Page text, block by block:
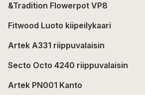
&Tradition Flowerpot VP8
Fitwood Luoto kiipeilykaari
Artek A331 riippuvalaisin
Secto Octo 4240 riippuvalaisin
Artek PN001 Kanto